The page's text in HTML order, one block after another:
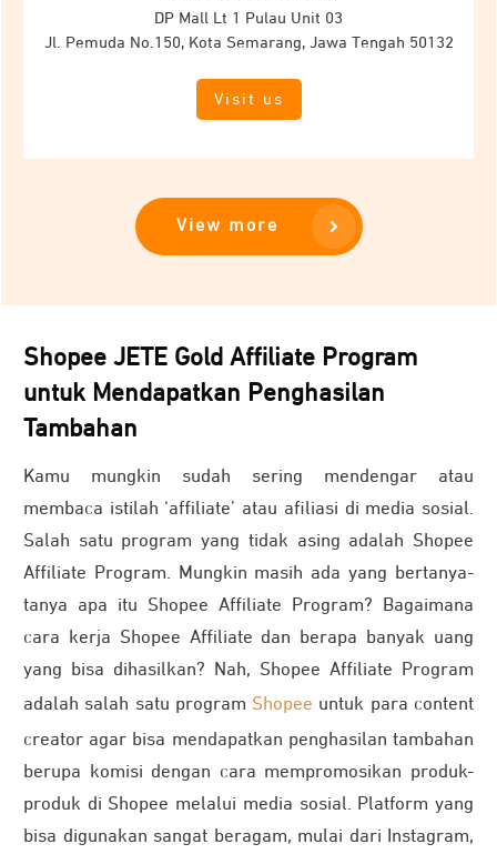
DP Mall Lt 1 Pulau Unit 03
Jl. Pemuda No.150, Kota Semarang, Jawa Tengah 50132
Visit us
View more
Shopee JETE Gold Affiliate Program
untuk Mendapatkan Penghasilan
Tambahan
Kamu mungkin sudah sering mendengar atau
membaca istilah ‘affiliate’ atau afiliasi di media sosial.
Salah satu program yang tidak asing adalah Shopee
Affiliate Program. Mungkin masih ada yang bertanya-
tanya apa itu Shopee Affiliate Program? Bagaimana
cara kerja Shopee Affiliate dan berapa banyak uang
yang bisa dihasilkan? Nah, Shopee Affiliate Program
adalah salah satu program Shopee untuk para content
creator agar bisa mendapatkan penghasilan tambahan
berupa komisi dengan cara mempromosikan produk-
produk di Shopee melalui media sosial. Platform yang
bisa digunakan sangat beragam, mulai dari Instagram,